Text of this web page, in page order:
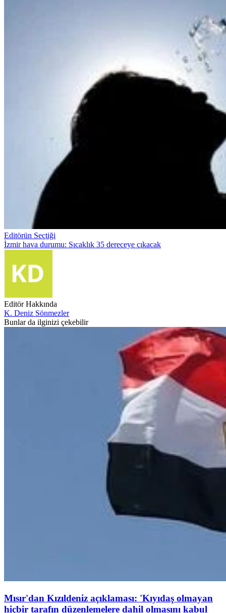
Editörün Seçtiği
İzmir hava durumu: Sıcaklık 35 dereceye çıkacak
Editör Hakkında
K. Deniz Sönmezler
Bunlar da ilginizi çekebilir
Mısır'dan Kızıldeniz açıklaması: 'Kıyıdaş olmayan
hiçbir tarafın düzenlemelere dahil olmasını kabul